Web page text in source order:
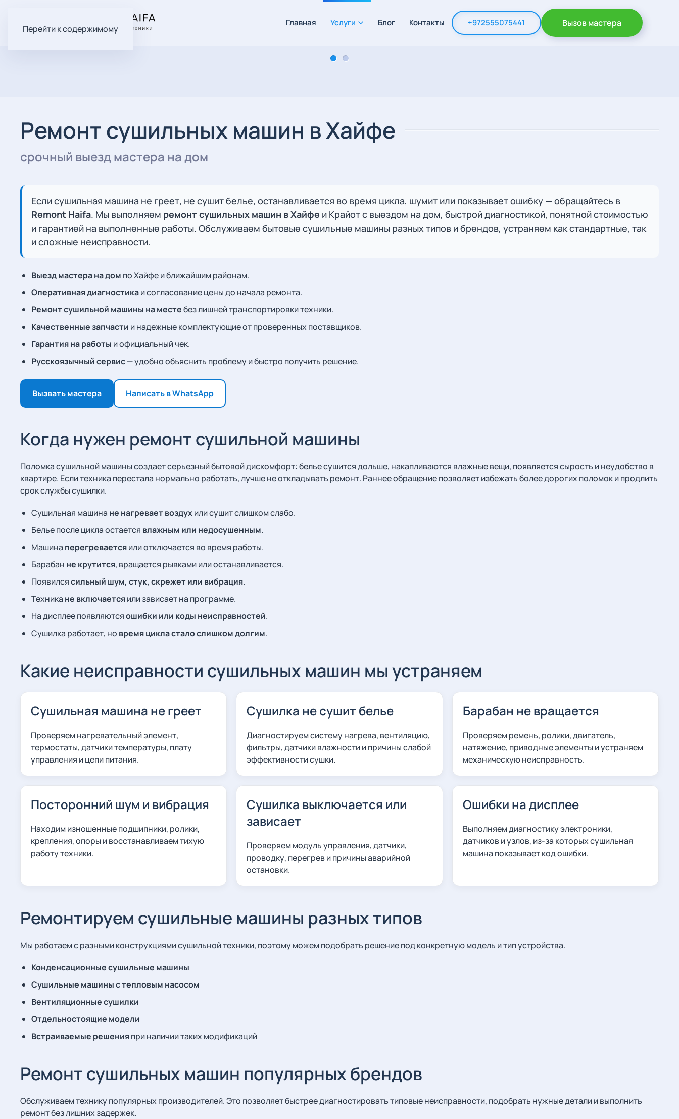
Перейти к содержимому
Главная Услуги Блог Контакты +972555075441 Вызов мастера
быстро, качественно и с гарантией!
Ремонт сушильных машин
Ремонт сушильных машин в Хайфе
срочный выезд мастера на дом
Если сушильная машина не греет, не сушит белье, останавливается во время цикла, шумит или показывает ошибку — обращайтесь в
Remont Haifa. Мы выполняем ремонт сушильных машин в Хайфе и Крайот с выездом на дом, быстрой диагностикой, понятной стоимостью
и гарантией на выполненные работы. Обслуживаем бытовые сушильные машины разных типов и брендов, устраняем как стандартные, так
и сложные неисправности.
Выезд мастера на дом по Хайфе и ближайшим районам.
Оперативная диагностикаи согласование цены до начала ремонта.
Ремонт сушильной машины на местебез лишней транспортировки техники.
Качественные запчасти и надежные комплектующие от проверенных поставщиков.
Гарантия на работы и официальный чек.
Русскоязычный сервис— удобно объяснить проблему и быстро получить решение.
Вызвать мастера Написать в WhatsApp
Когда нужен ремонт сушильной машины
Поломка сушильной машины создает серьезный бытовой дискомфорт: белье сушится дольше, накапливаются влажные вещи, появляется сырость и неудобство в
квартире. Если техника перестала нормально работать, лучше не откладывать ремонт. Раннее обращение позволяет избежать более дорогих поломок и продлить
срок службы сушилки.
Сушильная машина не нагревает воздухили сушит слишком слабо.
Белье после цикла остается влажным или недосушенным.
Машина перегреваетсяили отключается во время работы.
Барабан не крутится, вращается рывками или останавливается.
Появилсясильный шум, стук, скрежет или вибрация.
Техника не включаетсяили зависает на программе.
На дисплее появляютсяошибки или коды неисправностей.
Сушилка работает, но время цикла стало слишком долгим.
Какие неисправности сушильных машин мы устраняем
Сушильная машина не греет
Проверяем нагревательный элемент,
термостаты, датчики температуры, плату
управления и цепи питания.
Сушилка не сушит белье
Диагностируем систему нагрева, вентиляцию,
фильтры, датчики влажности и причины слабой
эффективности сушки.
Барабан не вращается
Проверяем ремень, ролики, двигатель,
натяжение, приводные элементы и устраняем
механическую неисправность.
Посторонний шум и вибрация
Находим изношенные подшипники, ролики,
крепления, опоры и восстанавливаем тихую
работу техники.
Сушилка выключается или
зависает
Проверяем модуль управления, датчики,
проводку, перегрев и причины аварийной
остановки.
Ошибки на дисплее
Выполняем диагностику электроники,
датчиков и узлов, из-за которых сушильная
машина показывает код ошибки.
Ремонтируем сушильные машины разных типов
Мы работаем с разными конструкциями сушильной техники, поэтому можем подобрать решение под конкретную модель и тип устройства.
Конденсационные сушильные машины
Сушильные машины с тепловым насосом
Вентиляционные сушилки
Отдельностоящие модели
Встраиваемые решенияпри наличии таких модификаций
Ремонт сушильных машин популярных брендов
Обслуживаем технику популярных производителей. Это позволяет быстрее диагностировать типовые неисправности, подобрать нужные детали и выполнить
ремонт без лишних задержек.